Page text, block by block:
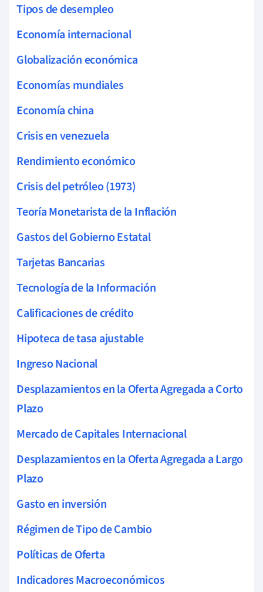
Tipos de desempleo
Economía internacional
Globalización económica
Economías mundiales
Economía china
Crisis en venezuela
Rendimiento económico
Crisis del petróleo (1973)
Teoría Monetarista de la Inflación
Gastos del Gobierno Estatal
Tarjetas Bancarias
Tecnología de la Información
Calificaciones de crédito
Hipoteca de tasa ajustable
Ingreso Nacional
Desplazamientos en la Oferta Agregada a Corto
Plazo
Mercado de Capitales Internacional
Desplazamientos en la Oferta Agregada a Largo
Plazo
Gasto en inversión
Régimen de Tipo de Cambio
Políticas de Oferta
Indicadores Macroeconómicos